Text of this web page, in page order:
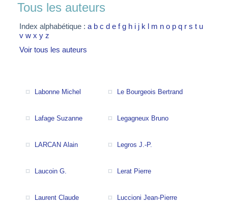
Tous les auteurs
Index alphabétique :a b c d e f g h i j k m n o p q r s t u
v w x y z
Voir tous les auteurs
Labonne Michel Le Bourgeois Bertrand
Lafage Suzanne Legagneux Bruno
LARCAN Alain Legros J.-P.
Laucoin G. Lerat Pierre
Laurent Claude Luccioni Jean-Pierre